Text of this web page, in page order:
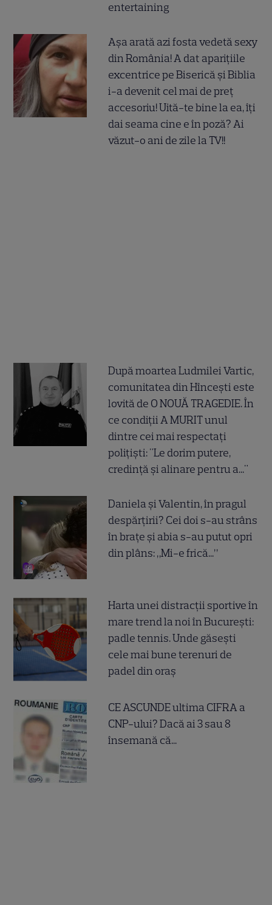
entertaining
Așa arată azi fosta vedetă sexy
din România! A dat aparițiile
excentrice pe Biserică și Biblia
i-a devenit cel mai de preț
accesoriu! Uită-te bine la ea, îți
dai seama cine e în poză? Ai
văzut-o ani de zile la TV!!
După moartea Ludmilei Vartic,
comunitatea din Hîncești este
lovită de O NOUĂ TRAGEDIE. În
ce condiții A MURIT unul
dintre cei mai respectați
polițiști: "Le dorim putere,
credință și alinare pentru a..."
Daniela și Valentin, în pragul
despărțirii? Cei doi s-au strâns
în brațe și abia s-au putut opri
din plâns: „Mi-e frică...”
Harta unei distracții sportive în
mare trend la noi în București:
padle tennis. Unde găsești
cele mai bune terenuri de
padel din oraș
CE ASCUNDE ultima CIFRA a
CNP-ului? Dacă ai 3 sau 8
însemană că...